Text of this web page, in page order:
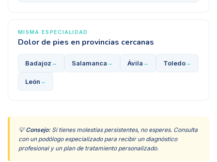
MISMA ESPECIALIDAD
Dolor de pies en provincias cercanas
Badajoz → Salamanca → Ávila → Toledo→
León →
💡Consejo:Si tienes molestias persistentes, no esperes. Consulta
con un podólogo especializado para recibir un diagnóstico
profesional y un plan de tratamiento personalizado.